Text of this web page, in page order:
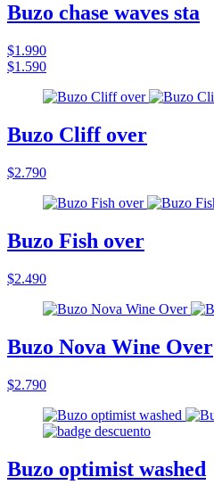
Buzo chase waves sta
$1.990
$1.590
Buzo Cliff over
$2.790
Buzo Fish over
$2.490
Buzo Nova Wine Over
$2.790
Buzo optimist washed